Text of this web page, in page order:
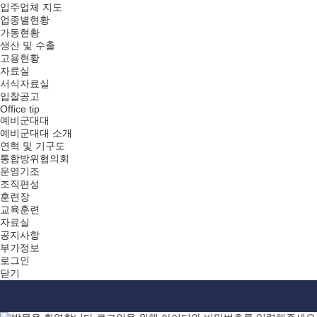
입주업체 지도
업종별현황
가동현황
생산 및 수출
고용현황
자료실
서식자료실
입찰공고
Office tip
예비군대대
예비군대대 소개
연혁 및 기구도
통합방위협의회
운영기조
조직편성
훈련장
교육훈련
자료실
공지사항
부가정보
로그인
닫기